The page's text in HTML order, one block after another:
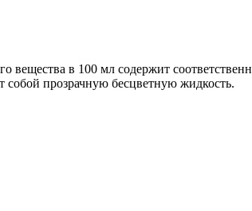
в 100 мл содержит
прозрачную бесцветную жидкость.